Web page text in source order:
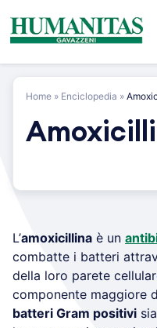
content
Home » Enciclopedia »
L’amoxicillina è un
combatte i batteri
della loro parete
componente maggiore
batteri Gram positivi